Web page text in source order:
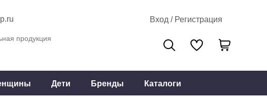
Вход / Регистрация
продукция
Дети Бренды Каталоги